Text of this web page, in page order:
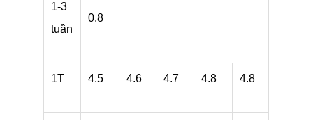
1-3
tuần
0.8
1T 4.5 4.6 4.7 4.8 4.8